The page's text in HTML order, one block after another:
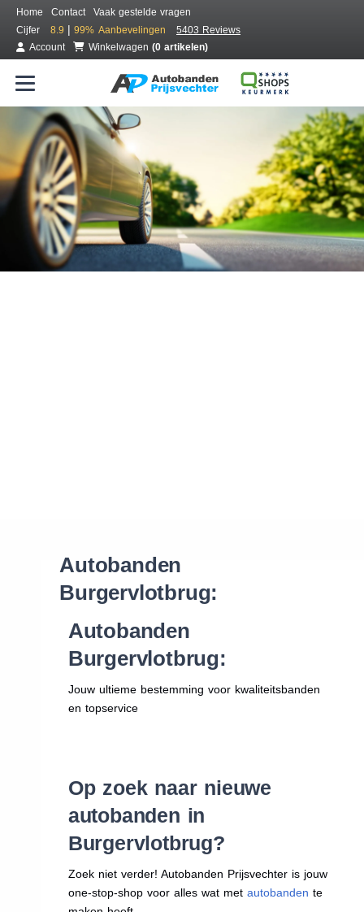
Home Contact
Vaak gestelde vragen
Cijfer
8.9 | 99% Aanbevelingen
5403 Reviews
Account
Winkelwagen (0 artikelen)
Bestel voordelig banden online
Gratis bezorgd of montage bij jou in de buurt
Seizoen:
Merken:
Autobanden
Burgervlotbrug:
Autobanden
Burgervlotbrug:
Jouw ultieme bestemming voor kwaliteitsbanden
en topservice
Op zoek naar nieuwe
autobanden in
Burgervlotbrug?
Zoek niet verder! Autobanden Prijsvechter is jouw
one-stop-shop voor alles wat met autobanden te